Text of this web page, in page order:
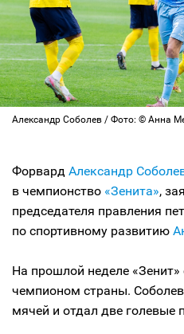
Александр Соболев / Фото: © Анна
Форвард Александр
в чемпионство «Зенита»,
председателя правления
по спортивному развитию
На прошлой неделе «Зенит»
чемпионом страны.
мячей и отдал две голевые